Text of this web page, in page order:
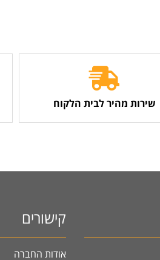
שירות מהיר לבית הלקוח
קישורים
אודות החברה